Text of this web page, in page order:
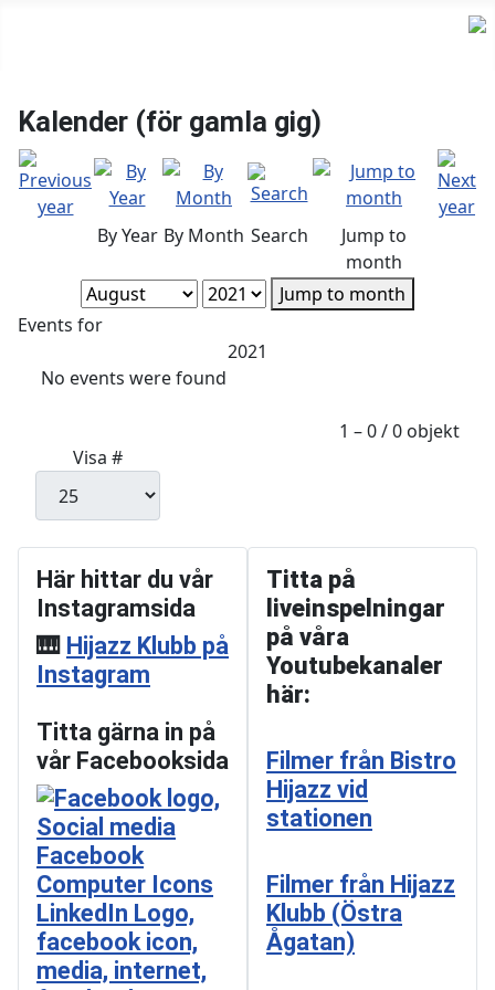
Kalender (för gamla gig)
By Year By Month Search
Jump to
month
Jump to month
Events for
2021
No events were found
1 – 0 / 0 objekt
Visa #
Här hittar du vår
Instagramsida
🎹 Hijazz Klubb på
Instagram
Titta gärna in på
vår Facebooksida
Titta på
liveinspelningar
på våra
Youtubekanaler
här:
Filmer från Bistro
Hijazz vid
stationen
Filmer från Hijazz
Klubb (Östra
Ågatan)